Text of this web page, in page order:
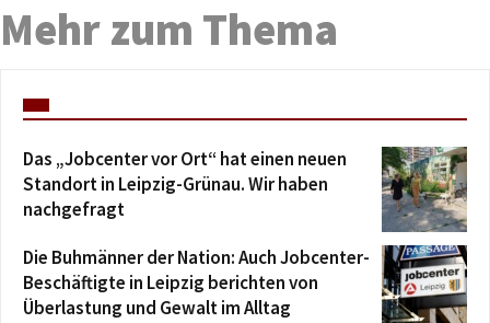
Mehr zum Thema
Das „Jobcenter vor Ort“ hat einen neuen
Standort in Leipzig-Grünau. Wir haben
nachgefragt
Die Buhmänner der Nation: Auch Jobcenter-
Beschäftigte in Leipzig berichten von
Überlastung und Gewalt im Alltag